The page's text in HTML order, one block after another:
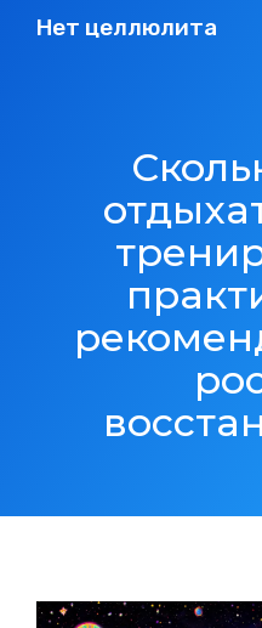
Нет целлюлита